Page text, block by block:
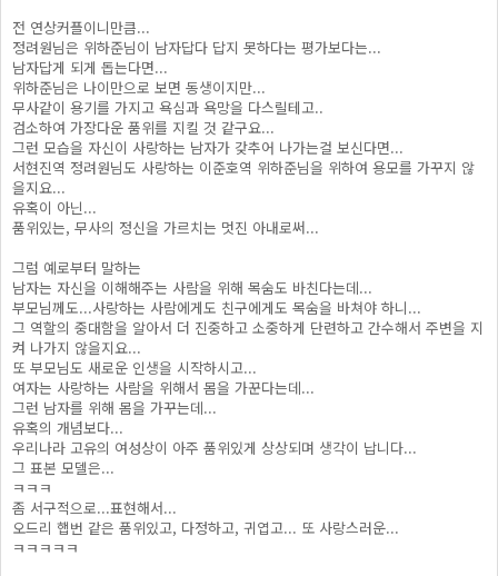
전 연상커플이니만큼...
정려원님은 위하준님이 남자답다 답지 못하다는 평가보다는...
남자답게 되게 돕는다면...
위하준님은 나이만으로 보면 동생이지만...
무사같이 용기를 가지고 욕심과 욕망을 다스릴테고..
검소하여 가장다운 품위를 지킬 것 같구요...
그런 모습을 자신이 사랑하는 남자가 갖추어 나가는걸 보신다면...
서현진역 정려원님도 사랑하는 이준호역 위하준님을 위하여 용모를 가꾸지 않
을지요...
유혹이 아닌...
품위있는, 무사의 정신을 가르치는 멋진 아내로써...
그럼 예로부터 말하는
남자는 자신을 이해해주는 사람을 위해 목숨도 바친다는데...
부모님께도...사랑하는 사람에게도 친구에게도 목숨을 바쳐야 하니...
그 역할의 중대함을 알아서 더 진중하고 소중하게 단련하고 간수해서 주변을 지
켜 나가지 않을지요...
또 부모님도 새로운 인생을 시작하시고...
여자는 사랑하는 사람을 위해서 몸을 가꾼다는데...
그런 남자를 위해 몸을 가꾸는데...
유혹의 개념보다...
우리나라 고유의 여성상이 아주 품위있게 상상되며 생각이 납니다...
그 표본 모델은...
ㅋㅋㅋ
좀 서구적으로...표현해서...
오드리 햅번 같은 품위있고, 다정하고, 귀엽고... 또 사랑스러운...
ㅋㅋㅋㅋㅋ